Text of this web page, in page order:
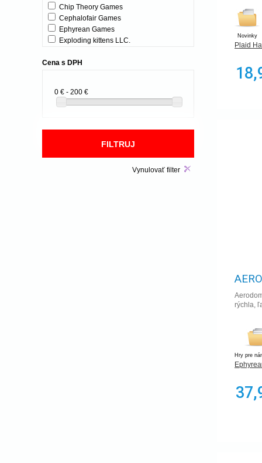
Novinky
Plaid
rýchla,
Hry pre
Chip Theory Games
Cephalofair Games
Ephyrean Games
Exploding kittens LLC.
Fox in the box
Indie Boards and Cards
Iello
Le Scorpion Masqué
Cena s DPH
0 € - 200 €
Vynulovať filter